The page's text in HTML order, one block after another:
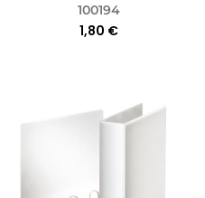
100194
1,80 €